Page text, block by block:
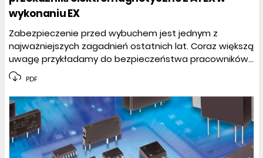
wykonaniu EX
Zabezpieczenie przed wybuchem jest jednym z
najważniejszych zagadnień ostatnich lat. Coraz większą
uwagę przykładamy do bezpieczeństwa pracowników...
PDF